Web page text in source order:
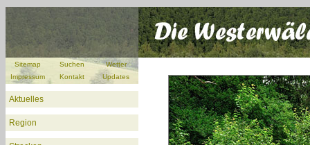
Sitemap Suchen
Wetter
Impressum
Kontakt Updates
Aktuelles
Region